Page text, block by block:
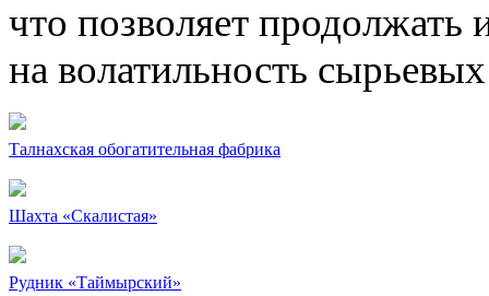
что позволяет продолжать
на волатильность
Талнахская обогатительная фабрика
Шахта «Скалистая»
Рудник «Таймырский»